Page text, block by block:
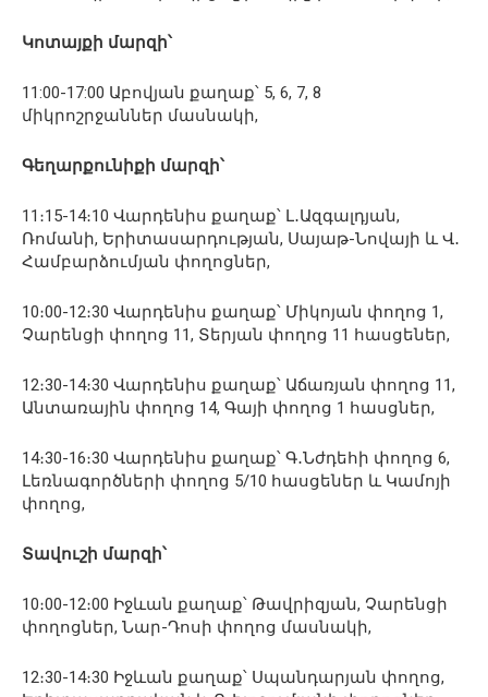
Կոտայքի մարզի՝
11:00-17:00 Աբովյան քաղաք՝ 5, 6, 7, 8
միկրոշրջաններ մասնակի,
Գեղարքունիքի մարզի՝
11։15-14։10 Վարդենիս քաղաք՝ Լ․Ազգալդյան,
Ռոմանի, Երիտասարդության, Սայաթ-Նովայի և Վ․
Համբարձումյան փողոցներ,
10։00-12։30 Վարդենիս քաղաք՝ Միկոյան փողոց 1,
Չարենցի փողոց 11, Տերյան փողոց 11 հասցեներ,
12։30-14։30 Վարդենիս քաղաք՝ Աճառյան փողոց 11,
Անտառային փողոց 14, Գայի փողոց 1 հասցներ,
14։30-16։30 Վարդենիս քաղաք՝ Գ․Նժդեհի փողոց 6,
Լեռնագործների փողոց 5/10 հասցեներ և Կամոյի
փողոց,
Տավուշի մարզի՝
10։00-12։00 Իջևան քաղաք՝ Թավրիզյան, Չարենցի
փողոցներ, Նար-Դոսի փողոց մասնակի,
12։30-14։30 Իջևան քաղաք՝ Սպանդարյան փողոց,